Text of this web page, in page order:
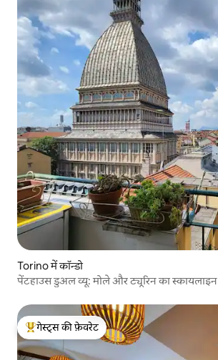
Torino में कॉन्डो
पेंटहाउस डुअल व्यू: मोले और ट्यूरिन का स्कायलाइन
गेस्ट्स का टॉप फ़ेवरेट
गेस्ट्स की फ़ेवरेट